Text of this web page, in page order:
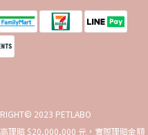
2023 PETLABO
理賠 $20,000,000 元，實際理賠金額